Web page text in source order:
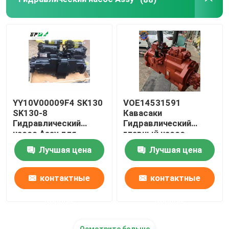
Части кабин экскаваторов
YY10V00009F4 SK130
SK130-8
Гидравлический
насос Assy для
Лучшая цена
контактные
VOE14531591
Кавасаки
Гидравлический
главный насос
EC290B K3V140
Главный насос
Лучшая цена
контактные